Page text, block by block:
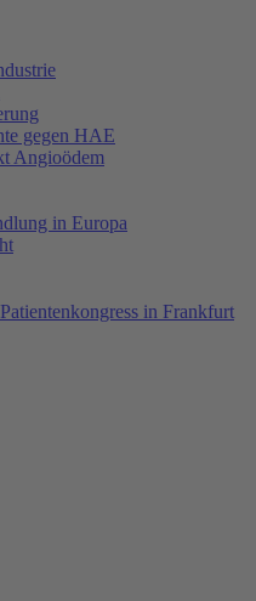
gegen HAE
Angioödem
in Europa
in Frankfurt